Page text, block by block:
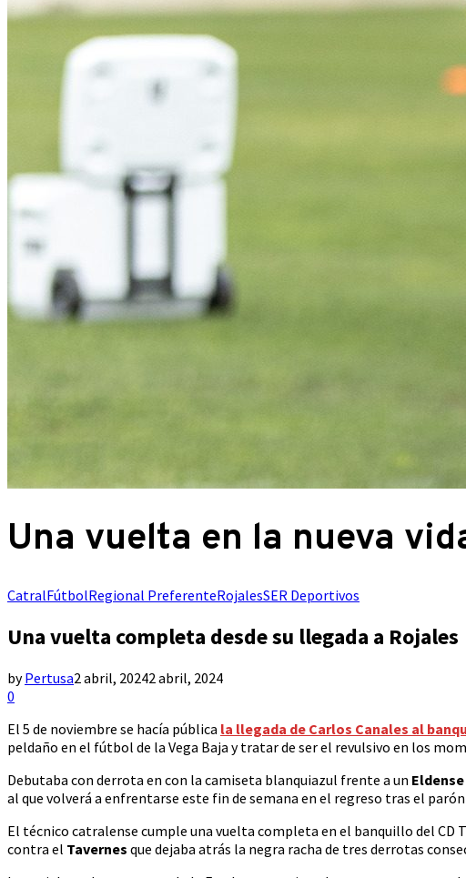
Una vuelta en la nueva
CatralFútbolRegional PreferenteRojalesSER Deportivos
Una vuelta completa desde su llegada a Rojales
byPertusa2 abril, 20242 abril, 2024
0
El 5 de noviembre se hacía pública la llegada de Carlos Canales al
peldaño en el fútbol de la Vega Baja y tratar de ser el revulsivo en los
Debutaba con derrota en con la camiseta blanquiazul frente a un Eldense
al que volverá a enfrentarse este fin de semana en el regreso tras el
El técnico catralense cumple una vuelta completa en el banquillo del
contra el Tavernes que dejaba atrás la negra racha de tres derrotas